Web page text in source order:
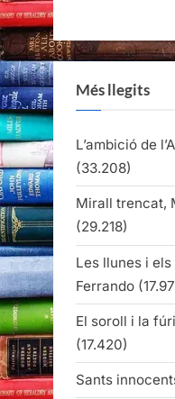
Més llegits
L’ambició de
(33.208)
Mirall trencat,
(29.218)
Les llunes i
Ferrando
El soroll i la
(17.420)
Sants